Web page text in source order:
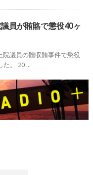
員が賄賂で懲役40ヶ
議員の贈収賄事件で懲役
た。 20 ...